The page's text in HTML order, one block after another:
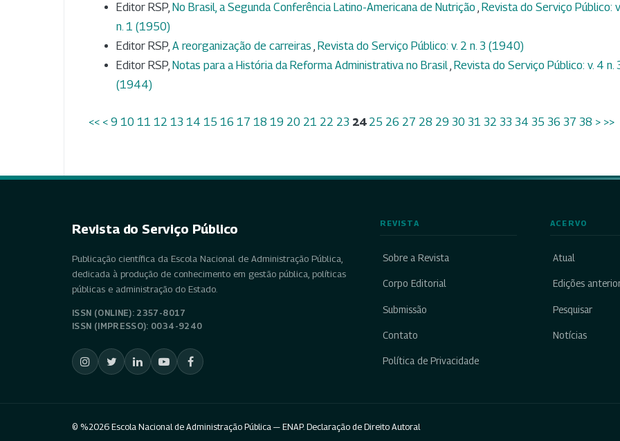
Editor RSP, No Brasil, a Segunda Conferência Latino-Americana de Nutrição , Revista do Serviço Público:
n. 1 (1950)
Editor RSP, A reorganização de carreiras , Revista do Serviço Público: v. 2 n. 3 (1940)
Editor RSP, Notas para a História da Reforma Administrativa no Brasil, Revista do Serviço Público: v. 4 n.
(1944)
<< < 9 10 11 12 13 14 15 16 17 18 19 20 21 22 23 24 25 26 27 28 29 30 31 32 33 34 35 36 37 38 > >>
Revista do Serviço Público
Publicação científica da Escola Nacional de Administração Pública,
dedicada à produção de conhecimento em gestão pública, políticas
públicas e administração do Estado.
ISSN (ONLINE): 2357-8017
ISSN (IMPRESSO): 0034-9240
REVISTA
Sobre a Revista
Corpo Editorial
Submissão
Contato
Política de Privacidade
ACERVO
Atual
Edições
Pesquisar
Notícias
© %2026 Escola Nacional de Administração Pública — ENAP. Declaração de Direito Autoral